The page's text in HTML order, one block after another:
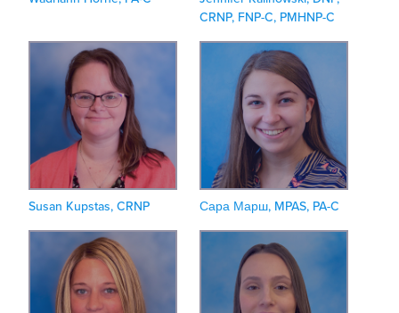
CRNP, FNP-C, PMHNP-C
Susan Kupstas, CRNP Сара Марш, MPAS, PA-C